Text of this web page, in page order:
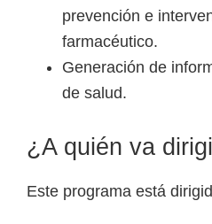
prevención e
farmacéutico.
Generación de
de salud.
¿A quién va
Este programa está